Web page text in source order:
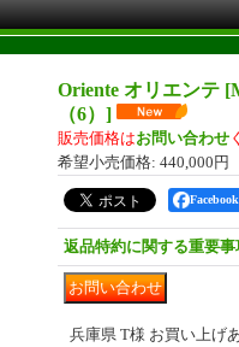
Oriente オリエンテ [
（6） ]
販売価格はお問い合わせ
希望小売価格: 440,000円
返品特約に関する重要事
兵庫県 T様 お買い上げ